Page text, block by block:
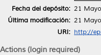
Fecha del depósito: 21
Última modificación: 21
URI: http://
Actions (login required)